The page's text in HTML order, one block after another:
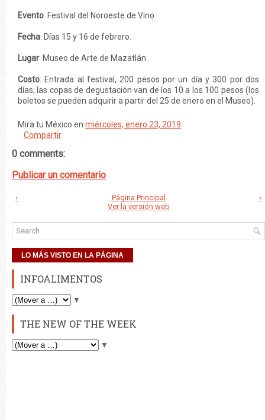
Evento: Festival del Noroeste de Vino.
Fecha: Días 15 y 16 de febrero.
Lugar: Museo de Arte de Mazatlán.
Costo: Entrada al festival, 200 pesos por un día y 300 por dos
días; las copas de degustación van de los 10 a los 100 pesos (los
boletos se pueden adquirir a partir del 25 de enero en el Museo).
Mira tu México en miércoles, enero 23, 2019
Compartir
0 comments:
Publicar un comentario
‹ ›
Página Principal
Ver la versión web
LO MÁS VISTO EN LA PÁGINA
INFOALIMENTOS
▼
THE NEW OF THE WEEK
▼